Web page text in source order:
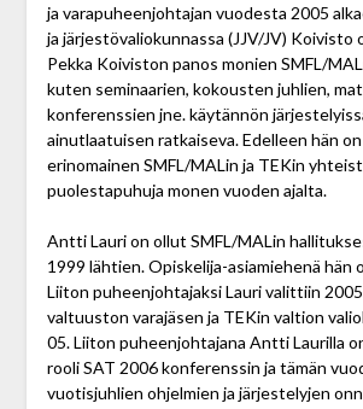
ja varapuheenjohtajan vuodesta 2005
ja järjestövaliokunnassa (JJV/JV) Koivisto
Pekka Koiviston panos monien SMFL/
kuten seminaarien, kokousten juhlien,
konferenssien jne. käytännön
ainutlaatuisen ratkaiseva. Edelleen hän
erinomainen SMFL/MALin ja TEKin
puolestapuhuja monen vuoden ajalta.
Antti Lauri on ollut SMFL/MALin
1999 lähtien. Opiskelija-asiamiehenä hän
Liiton puheenjohtajaksi Lauri valittiin
valtuuston varajäsen ja TEKin valtion
05. Liiton puheenjohtajana Antti Laurilla
rooli SAT 2006 konferenssin ja tämän
vuotisjuhlien ohjelmien ja järjestelyjen